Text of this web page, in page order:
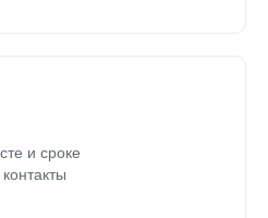
и сроке